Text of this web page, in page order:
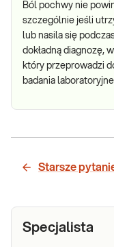
Ból pochwy nie
szczególnie jeśli
lub nasila się
dokładną diagnozę,
który przeprowadzi
badania
Starsze
Specjalista